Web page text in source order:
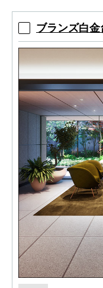
ブランズ白金